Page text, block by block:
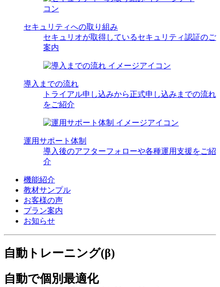
セキュリティへの取り組み
セキュリオが取得しているセキュリティ認証のご
案内
導入までの流れ
トライアル申し込みから正式申し込みまでの流れ
をご紹介
運用サポート体制
導入後のアフターフォローや各種運用支援をご紹
介
機能紹介
教材サンプル
お客様の声
プラン案内
お知らせ
自動トレーニング(β)
自動で個別最適化